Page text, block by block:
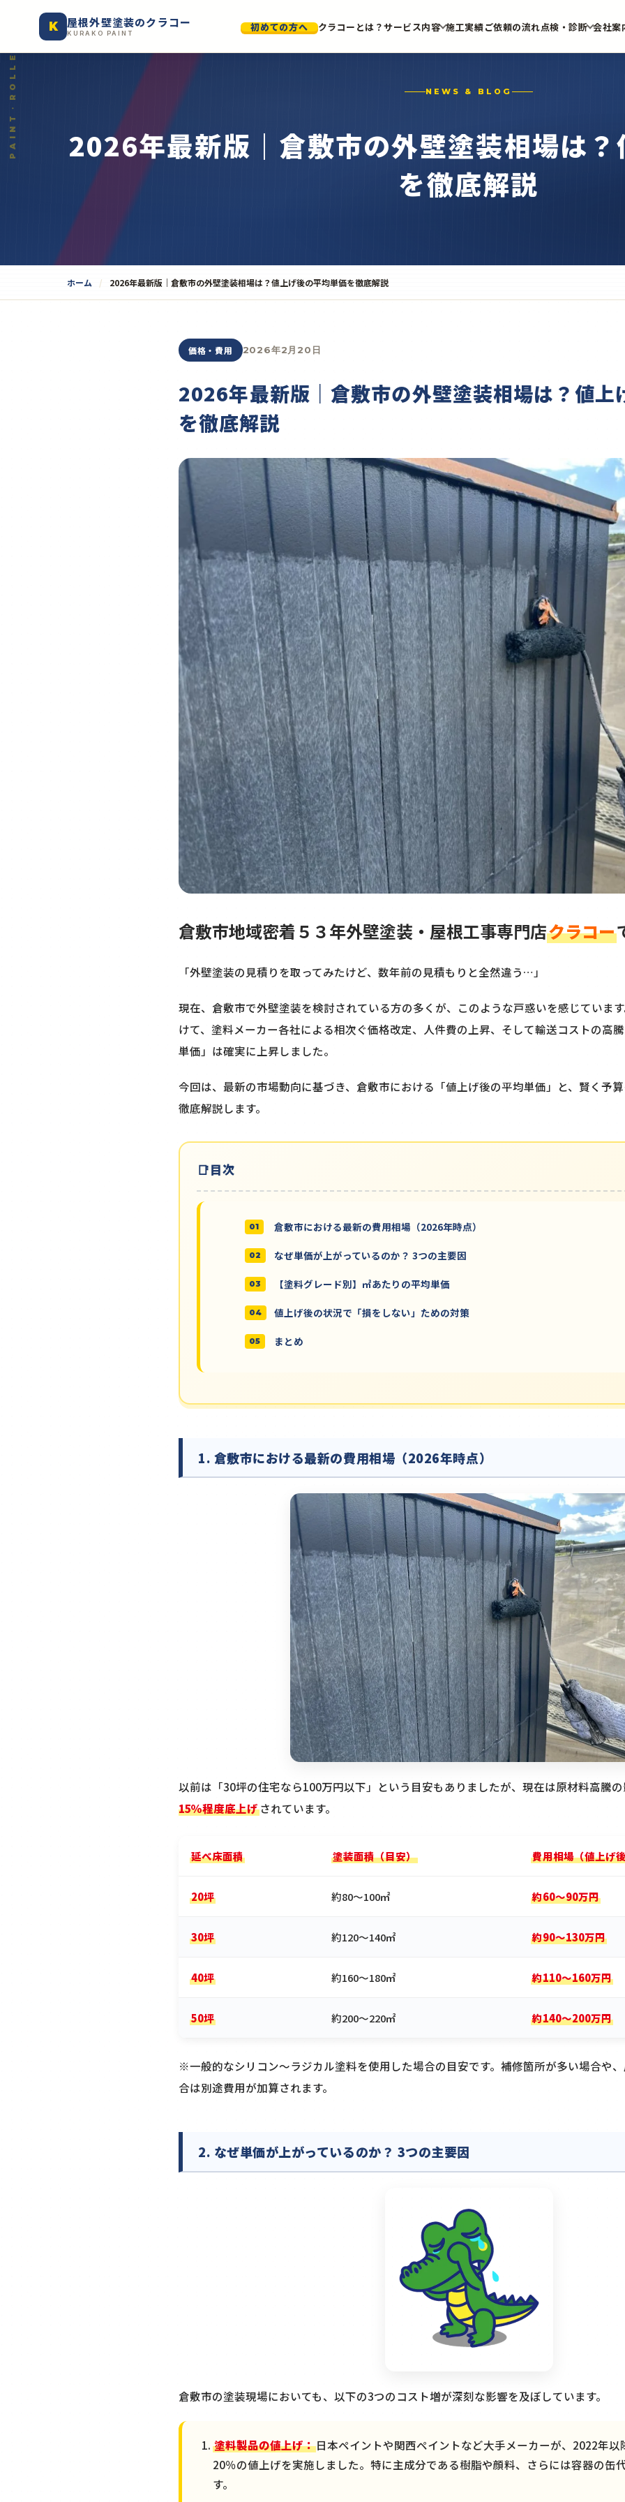
K 屋根外壁塗装のクラコー
KURAKO PAINT 初めての方へ クラコーとは？サービス内容 施工実績ご依頼の流れ点検・診断 会社案
NEWS & BLOG
2026年最新版｜倉敷市の外壁塗装相場は
を徹底解説
ホーム 2026年最新版｜倉敷市の外壁塗装相場は？値上げ後の平均単価を徹底解説
価格・費用 2026年2月20日
2026年最新版｜倉敷市の外壁塗装相場は？値上
を徹底解説
倉敷市地域密着５３年外壁塗装・屋根工事専門店クラコー
「外壁塗装の見積りを取ってみたけど、数年前の見積もりと全然違う…」
現在、倉敷市で外壁塗装を検討されている方の多くが、このような戸惑いを感じていま
けて、塗料メーカー各社による相次ぐ価格改定、人件費の上昇、そして輸送コストの高
単価」は確実に上昇しました。
今回は、最新の市場動向に基づき、倉敷市における「値上げ後の平均単価」と、賢く予
徹底解説します。
目次
倉敷市における最新の費用相場（2026年時点）
なぜ単価が上がっているのか？ 3つの主要因
【塗料グレード別】㎡あたりの平均単価
値上げ後の状況で「損をしない」ための対策
まとめ
1. 倉敷市における最新の費用相場（2026年時点）
以前は「30坪の住宅なら100万円以下」という目安もありましたが、現在は原材料高騰
15％程度底上げされています。
延べ床面積 塗装面積（目安） 費用相場（値上げ
20坪 約80〜100㎡ 約60〜90万円
30坪 約120〜140㎡ 約90〜130万円
40坪 約160〜180㎡ 約110〜160万円
50坪 約200〜220㎡ 約140〜200万円
※一般的なシリコン〜ラジカル塗料を使用した場合の目安です。補修箇所が多い場合や
合は別途費用が加算されます。
2. なぜ単価が上がっているのか？ 3つの主要因
倉敷市の塗装現場においても、以下の3つのコスト増が深刻な影響を及ぼしています。
塗料製品の値上げ：日本ペイントや関西ペイントなど大手メーカーが、2022年
20％の値上げを実施しました。特に主成分である樹脂や顔料、さらには容器の缶
す。